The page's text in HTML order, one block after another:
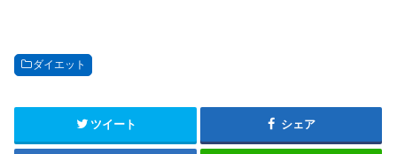
ダイエット
ツイート シェア